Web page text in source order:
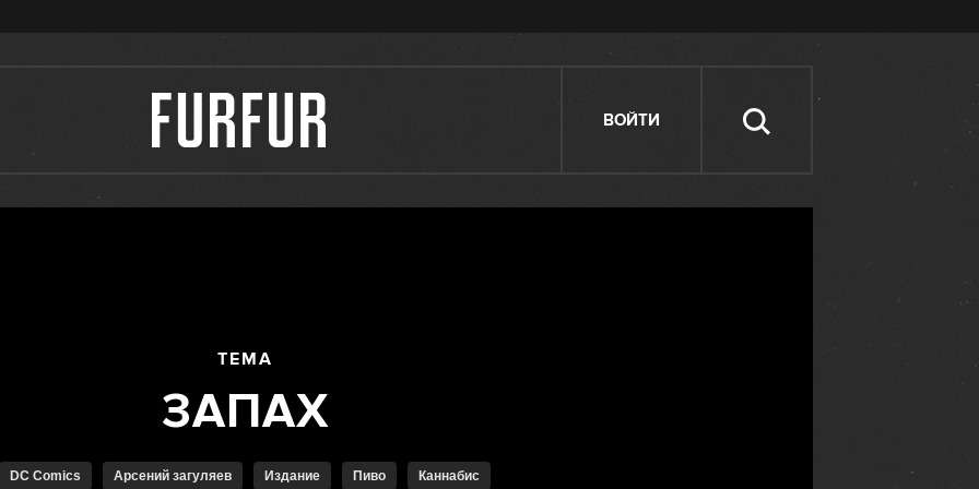
ВОЙТИ
ТЕМА
DC Comics Арсений загуляев Издание Пиво Каннабис